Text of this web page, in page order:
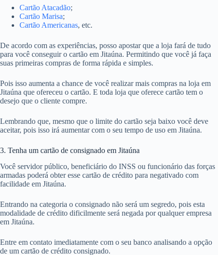
Cartão Atacadão;
Cartão Marisa;
Cartão Americanas, etc.
De acordo com as experiências, posso apostar que a loja fará de tudo
para você conseguir o cartão em Jitaúna. Permitindo que você já faça
suas primeiras compras de forma rápida e simples.
Pois isso aumenta a chance de você realizar mais compras na loja em
Jitaúna que ofereceu o cartão. E toda loja que oferece cartão tem o
desejo que o cliente compre.
Lembrando que, mesmo que o limite do cartão seja baixo você deve
aceitar, pois isso irá aumentar com o seu tempo de uso em Jitaúna.
3. Tenha um cartão de consignado em Jitaúna
Você servidor público, beneficiário do INSS ou funcionário das forças
armadas poderá obter esse cartão de crédito para negativado com
facilidade em Jitaúna.
Entrando na categoria o consignado não será um segredo, pois esta
modalidade de crédito dificilmente será negada por qualquer empresa
em Jitaúna.
Entre em contato imediatamente com o seu banco analisando a opção
de um cartão de crédito consignado.